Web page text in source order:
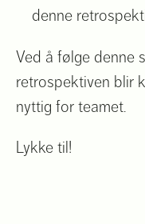
denne
Ved å følge denne
retrospektiven blir
nyttig for teamet.
Lykke til!